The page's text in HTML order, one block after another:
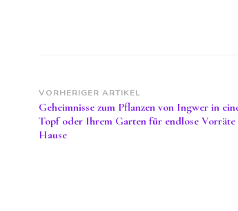
Beitragsnavigation
VORHERIGER ARTIKEL
Geheimnisse zum Pflanzen von Ingwer in
Topf oder Ihrem Garten für endlose Vorräte
Hause